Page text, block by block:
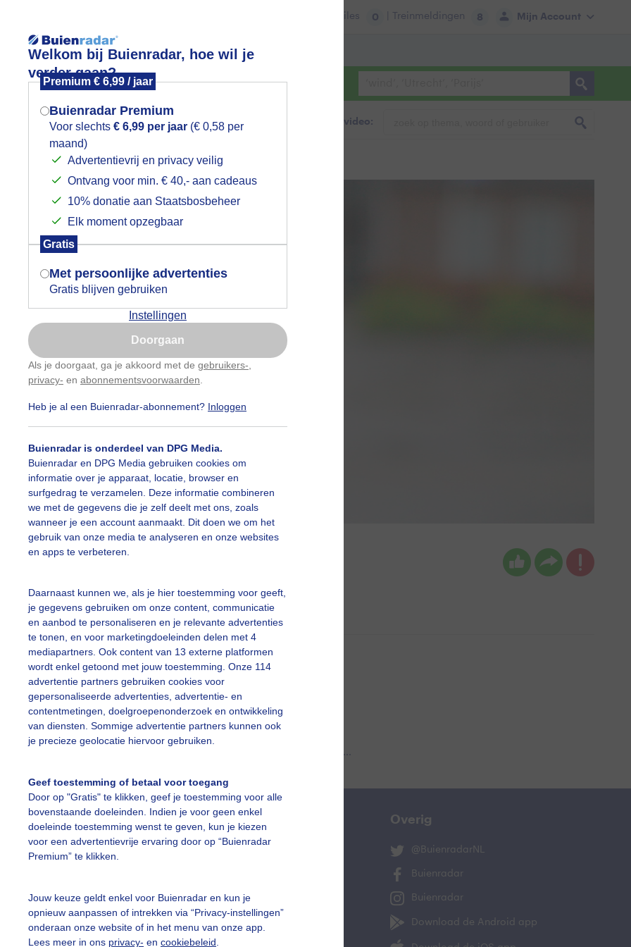
Welkom bij Buienradar, hoe wil je
verder gaan?
Premium € 6,99 / jaar
Buienradar Premium
Voor slechts € 6,99 per jaar (€ 0,58 per
maand)
Advertentievrij en privacy veilig
Ontvang voor min. € 40,- aan cadeaus
10% donatie aan Staatsbosbeheer
Elk moment opzegbaar
Gratis
Met persoonlijke advertenties
Gratis blijven gebruiken
Instellingen
Doorgaan
Als je doorgaat, ga je akkoord met de gebruikers-
privacy- en abonnementsvoorwaarden
Heb je al een Buienradar-abonnement? Inloggen
Buienradar is onderdeel van DPG Media.
Buienradar en DPG Media gebruiken cookies om
informatie over je apparaat, locatie, browser en
surfgedrag te verzamelen. Deze informatie combineren
we met de gegevens die je zelf deelt met ons, zoals
wanneer je een account aanmaakt. Dit doen we om het
gebruik van onze media te analyseren en onze websites
en apps te verbeteren.
Daarnaast kunnen we, als je hier toestemming voor geeft,
je gegevens gebruiken om onze content, communicatie
en aanbod te personaliseren en je relevante advertenties
te tonen, en voor marketingdoeleinden delen met 4
mediapartners. Ook content van 13 externe platformen
wordt enkel getoond met jouw toestemming. Onze 114
advertentie partners gebruiken cookies voor
gepersonaliseerde advertenties, advertentie- en
contentmetingen, doelgroepenonderzoek en ontwikkeling
van diensten. Sommige advertentie partners kunnen ook
je precieze geolocatie hiervoor gebruiken.
Geef toestemming of betaal voor toegang
Door op "Gratis" te klikken, geef je toestemming voor alle
bovenstaande doeleinden. Indien je voor geen enkel
doeleinde toestemming wenst te geven, kun je kiezen
voor een advertentievrije ervaring door op “Buienradar
Premium” te klikken.
Jouw keuze geldt enkel voor Buienradar en kun je
opnieuw aanpassen of intrekken via “Privacy-instellingen”
onderaan onze website of in het menu van onze app.
Lees meer in ons privacy- en cookiebeleid
Mijn Account
Files 0 | Treinmeldingen 8
Lees meer.
Foto en video Weerzine
Zoeken in foto & video:
en kletsnatte dag.
Grijsweer
slideshow
vragen
Mijn weer
De Bilt
Overig
@BuienradarNL
Buienradar
Buienradar
Download de Android app
Mogen we je locatie gebruiken voor
het weer?
Indien je hier nog geen akkoord op hebt
gegeven, verschijnt er zo een pop-up uit
je browser waarin deze toestemming
gevraagd wordt.
Is goed, toon de popup
Nu niet, misschien later
Gebruik je Safari en wil je niet elke dag deze pop-up
Klikhierom dit aan te passen